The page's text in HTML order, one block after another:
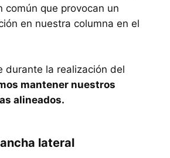
común que provocan un
en nuestra columna en el
durante la realización del
mantener nuestros
alineados.
lateral